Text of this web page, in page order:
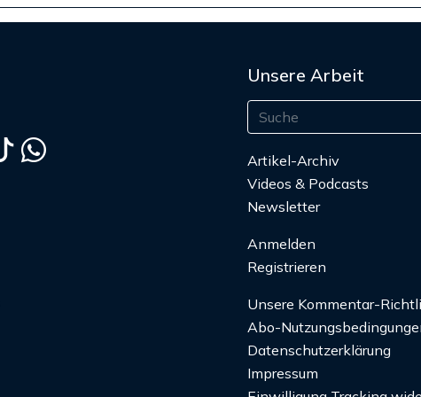
Unsere Arbeit
Artikel-Archiv
Videos & Podcasts
Newsletter
Anmelden
Registrieren
Unsere Kommentar-
Abo-
Datenschutzerklärung
Impressum